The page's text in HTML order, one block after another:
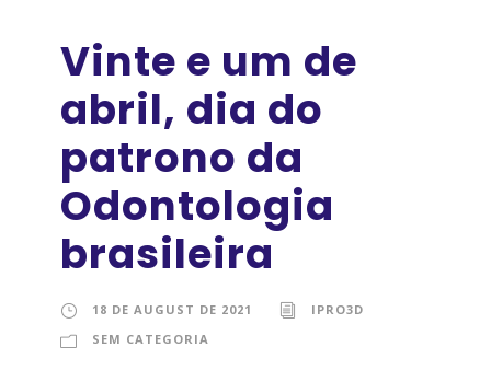
Vinte e um de
abril, dia do
patrono da
Odontologia
brasileira
18 DE AUGUST DE 2021
IPRO3D
SEM CATEGORIA